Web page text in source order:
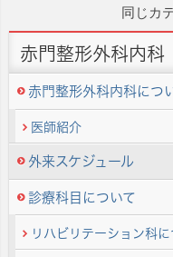
同じカ
赤門整形外科内科
赤門整形外科内科につ
医師紹介
外来スケジュール
診療科目について
リハビリテーション科に